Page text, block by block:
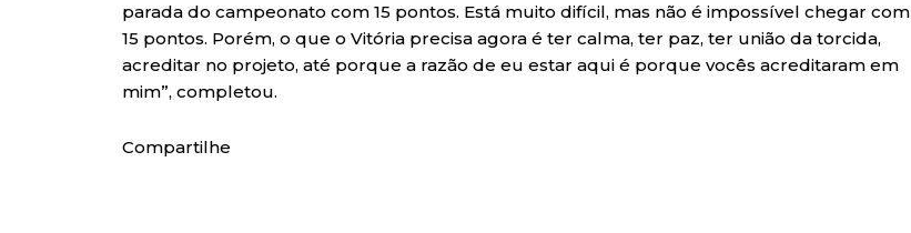
parada do campeonato com 15 pontos. Está muito difícil, mas não é impossível chegar com
15 pontos. Porém, o que o Vitória precisa agora é ter calma, ter paz, ter união da torcida,
acreditar no projeto, até porque a razão de eu estar aqui é porque vocês acreditaram em
mim”, completou.
Compartilhe